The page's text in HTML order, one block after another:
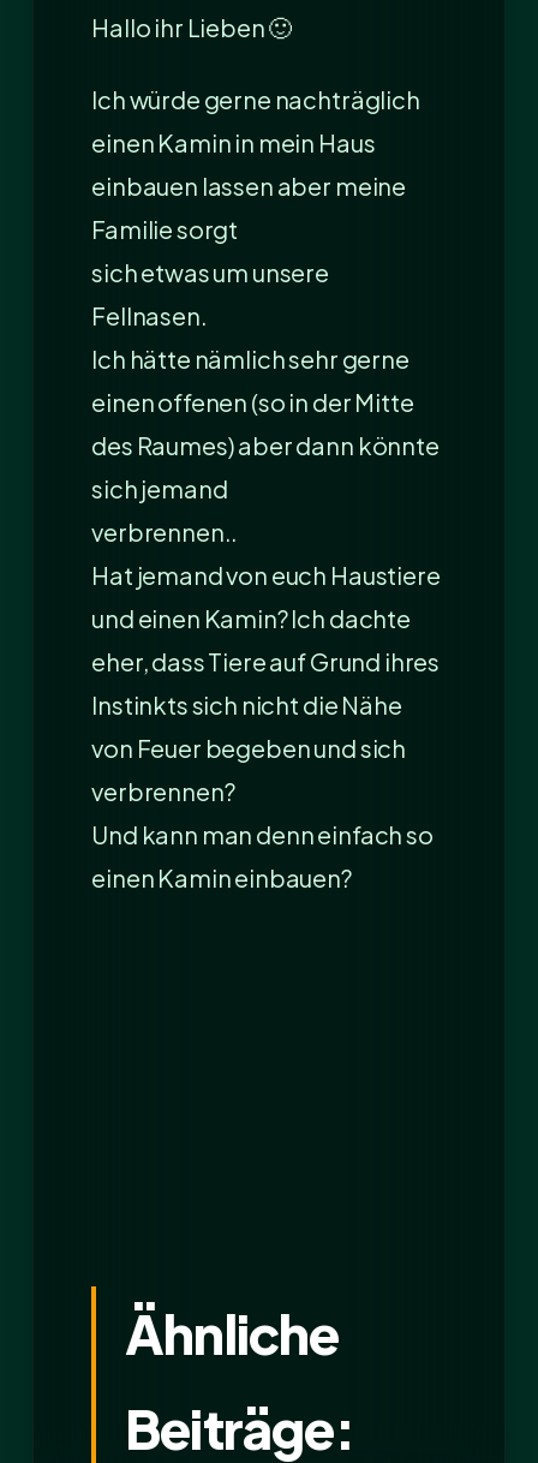
Hallo ihr Lieben 🙂
Ich würde gerne nachträglich
einen Kamin in mein Haus
einbauen lassen aber meine
Familie sorgt
sich etwas um unsere
Fellnasen.
Ich hätte nämlich sehr gerne
einen offenen (so in der Mitte
des Raumes) aber dann könnte
sich jemand
verbrennen..
Hat jemand von euch Haustiere
und einen Kamin? Ich dachte
eher, dass Tiere auf Grund ihres
Instinkts sich nicht die Nähe
von Feuer begeben und sich
verbrennen?
Und kann man denn einfach so
einen Kamin einbauen?
Ähnliche
Beiträge: